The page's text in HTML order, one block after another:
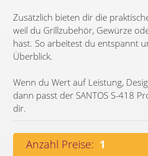
Zusätzlich bieten dir die
weil du Grillzubehör, Gewürze
hast. So arbeitest du entspannt
Überblick.
Wenn du Wert auf Leistung,
dann passt der SANTOS S-418
dir.
Anzahl Preise: 1